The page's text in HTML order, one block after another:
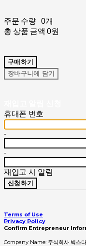
주문 수량
0개
총 상품 금액 0원
구매하기
장바구니에 담기
휴대폰 번호
-
-
재입고 시 알림
신청하기
Terms of Use
Privacy Policy
Confirm Entrepreneur
Company Name: 주식회사 빅스